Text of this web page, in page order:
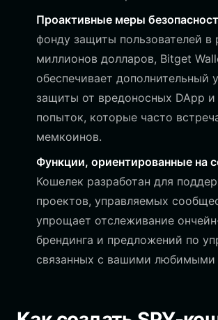
Проактивные меры
фонду защиты пользователей в
миллионов долларов, Bitget
обеспечивает дополнительный
защиты от вредоносных DApp
попыток, которые часто
мемкоинов.
Функции, ориентированные на
Кошелек разработан для
проектов, управляемых
упрощает отслеживание
брендинга и предложений по
связанных с вашими любимыми